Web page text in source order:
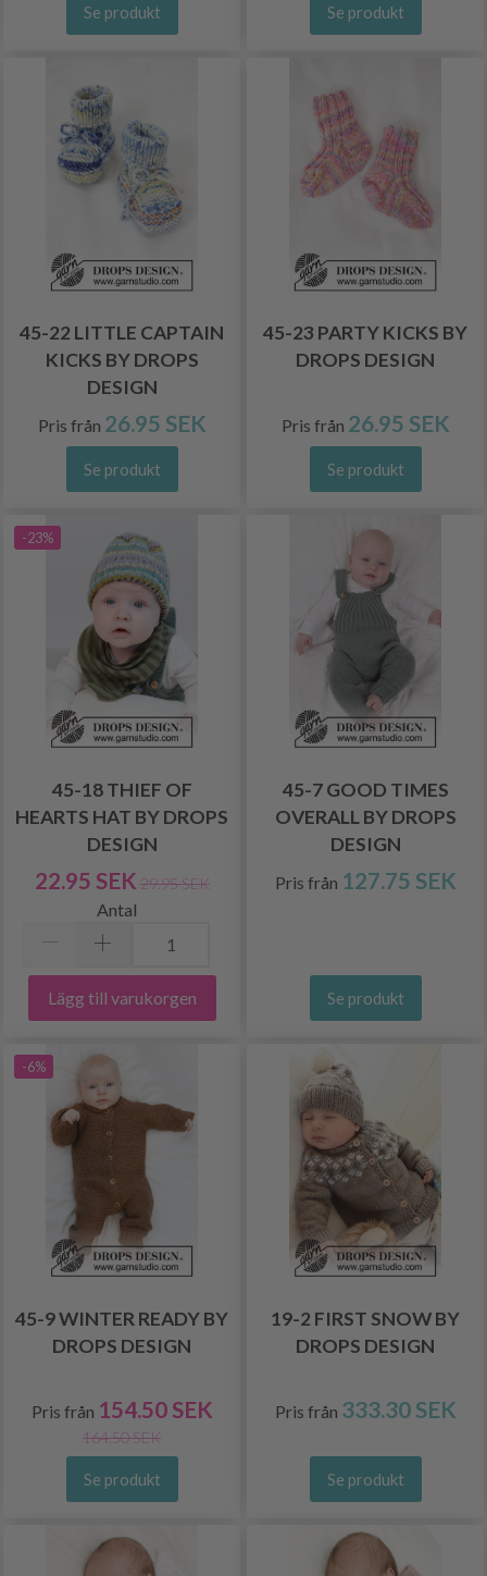
Se produkt Se produkt
45-22 LITTLE CAPTAIN
KICKS BY DROPS
DESIGN
Pris från 26.95 SEK
Se produkt
45-23 PARTY KICKS BY
DROPS DESIGN
Pris från 26.95 SEK
Se produkt
-23%
45-18 THIEF OF
HEARTS HAT BY DROPS
DESIGN
22.95 SEK 29.95 SEK
Antal
Lägg till varukorgen
45-7 GOOD TIMES
OVERALL BY DROPS
DESIGN
Pris från 127.75 SEK
Se produkt
-6%
45-9 WINTER READY BY
DROPS DESIGN
Pris från 154.50 SEK
164.50 SEK
Se produkt
19-2 FIRST SNOW BY
DROPS DESIGN
Pris från 333.30 SEK
Se produkt